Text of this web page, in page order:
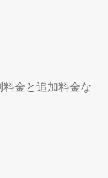
金と追加料金な